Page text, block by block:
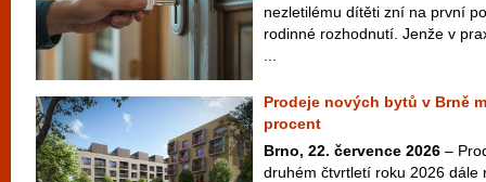
nezletilému dítěti zní na první
rodinné rozhodnutí. Jenže v
Prodeje nových bytů v Brně
procent
Brno, 22. července 2026 –
druhém čtvrtletí roku 2026 dále